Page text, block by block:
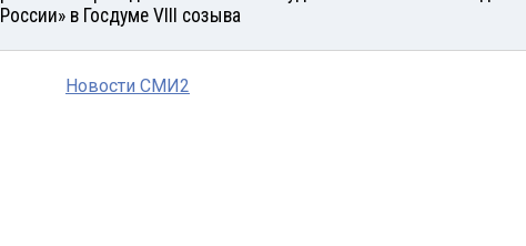
России» в Госдуме VIII созыва
Новости СМИ2